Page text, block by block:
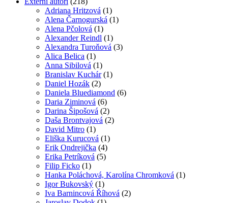
Adriana Hritzová (1)
Alena Čarnogurská (1)
Alena Pčolová (1)
Alexander Reindl (1)
Alexandra Turoňová (3)
Alica Belica (1)
Anna Sibilová (1)
Branislav Kuchár(1)
Daniel Hozák (2)
Daniela Bluediamond (6)
Daria Ziminová (6)
Darina Šipošová (2)
Daša Brontvajová (2)
David Mitro (1)
Eliška Kurucová (1)
Erik Ondrejička (4)
Erika Petríková (5)
Filip Ficko (1)
Hanka Poláchová, Karolína Chromková (1)
Igor Bukovský (1)
Iva Barnincová Říhová (2)